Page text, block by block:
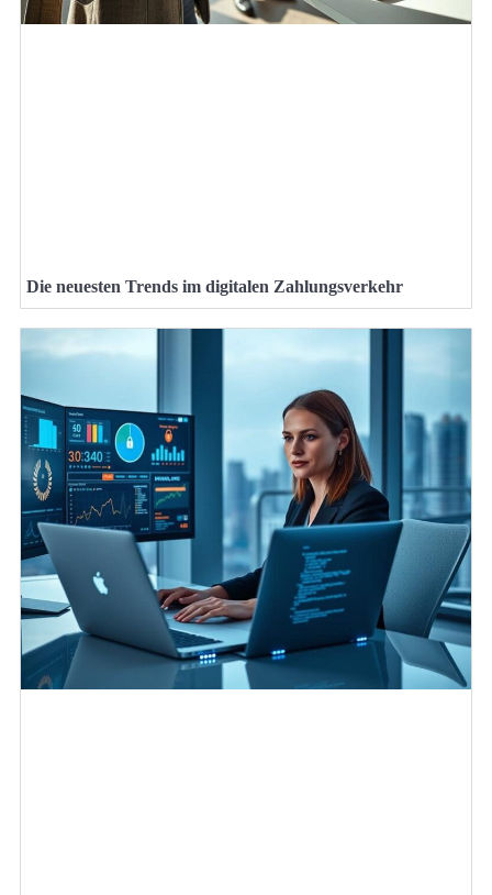
Die neuesten Trends im digitalen Zahlungsverkehr